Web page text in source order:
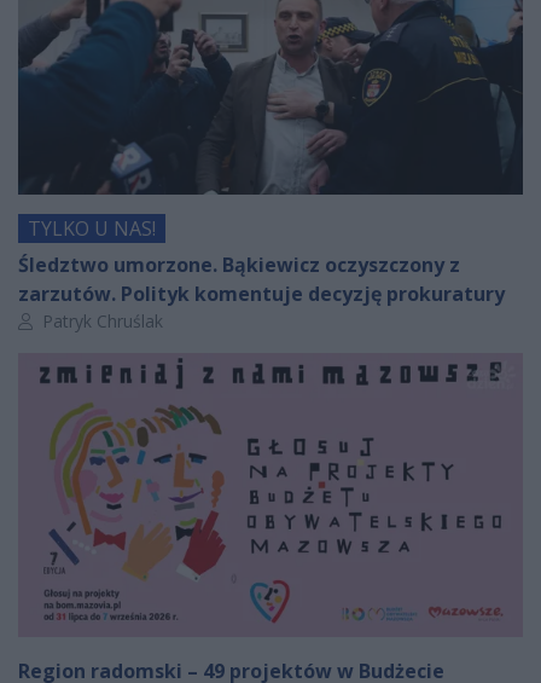
TYLKO U NAS!
Śledztwo umorzone. Bąkiewicz oczyszczony z
zarzutów. Polityk komentuje decyzję prokuratury
Autor artykułu:
Patryk Chruślak
Region radomski – 49 projektów w Budżecie